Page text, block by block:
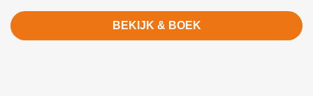
BEKIJK & BOEK